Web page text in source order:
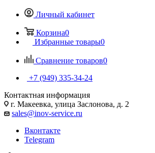
Личный кабинет
Корзина0
Избранные товары0
Сравнение товаров0
+7 (949) 335-34-24
Контактная информация
г. Макеевка, улица Заслонова, д. 2
sales@inov-service.ru
Вконтакте
Telegram